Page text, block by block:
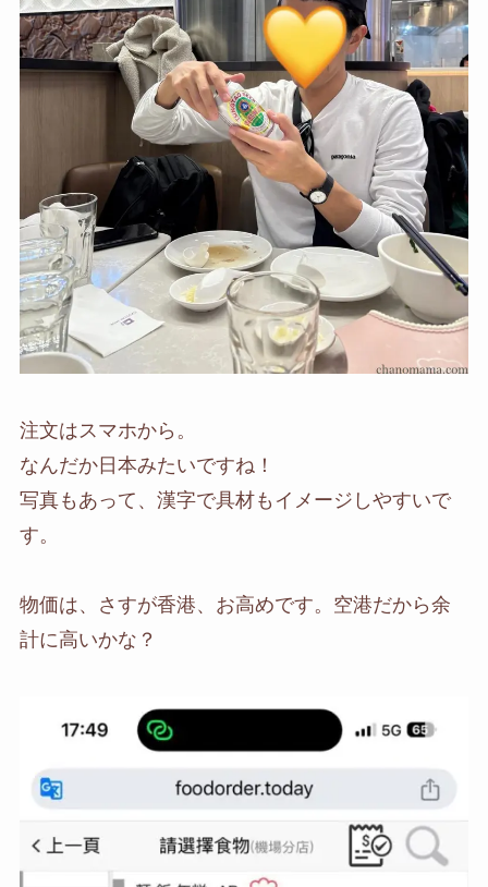
注文はスマホから。
なんだか日本みたいですね！
写真もあって、漢字で具材もイメージしやすいで
す。
物価は、さすが香港、お高めです。空港だから余
計に高いかな？